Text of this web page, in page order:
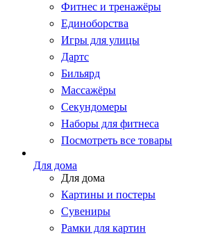
Фитнес и тренажёры
Единоборства
Игры для улицы
Дартс
Бильярд
Массажёры
Секундомеры
Наборы для фитнеса
Посмотреть все товары
Для дома
Для дома
Картины и постеры
Сувениры
Рамки для картин